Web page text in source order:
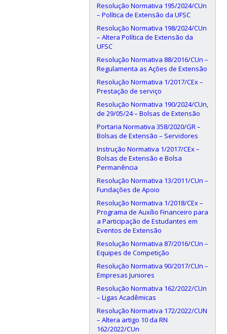
Resolução Normativa 195/2024/CUn
– Política de Extensão da UFSC
Resolução Normativa 198/2024/CUn
– Altera Política de Extensão da
UFSC
Resolução Normativa 88/2016/CUn –
Regulamenta as Ações de Extensão
Resolução Normativa 1/2017/CEx –
Prestação de serviço
Resolução Normativa 190/2024/CUn,
de 29/05/24 – Bolsas de Extensão
Portaria Normativa 358/2020/GR –
Bolsas de Extensão – Servidores
Instrução Normativa 1/2017/CEx –
Bolsas de Extensão e Bolsa
Permanência
Resolução Normativa 13/2011/CUn –
Fundações de Apoio
Resolução Normativa 1/2018/CEx –
Programa de Auxílio Financeiro para
a Participação de Estudantes em
Eventos de Extensão
Resolução Normativa 87/2016/CUn –
Equipes de Competição
Resolução Normativa 90/2017/CUn –
Empresas Juniores
Resolução Normativa 162/2022/CUn
– Ligas Acadêmicas
Resolução Normativa 172/2022/CUN
– Altera artigo 10 da RN
162/2022/CUn